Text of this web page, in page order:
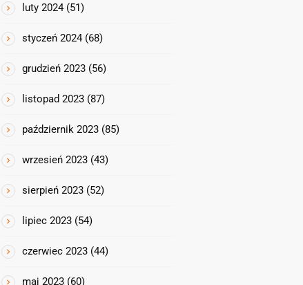
luty 2024 (51)
styczeń 2024 (68)
grudzień 2023 (56)
listopad 2023 (87)
październik 2023 (85)
wrzesień 2023 (43)
sierpień 2023 (52)
lipiec 2023 (54)
czerwiec 2023 (44)
maj 2023 (60)